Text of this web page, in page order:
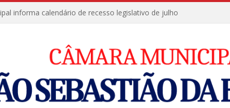
informa calendário de recesso legislativo de julho